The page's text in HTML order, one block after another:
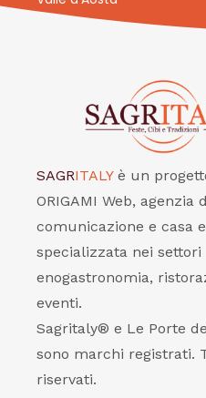
SAGRITALY è un
ORIGAMI Web, agenzia
comunicazione e casa
specializzata nei settori
enogastronomia,
eventi.
Sagritaly® e Le Porte
sono marchi registrati.
riservati.